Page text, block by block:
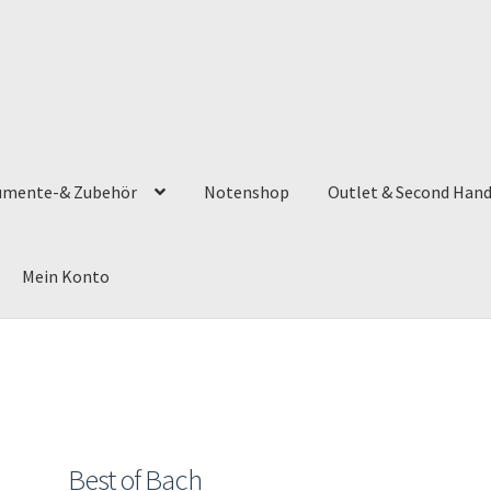
& Zubehör Notenshop Outlet & Second Hand
Mein Konto
Best of Bach